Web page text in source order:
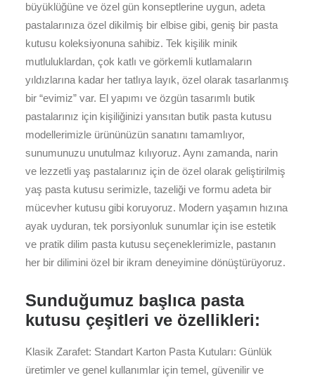
büyüklüğüne ve özel gün konseptlerine uygun, adeta
pastalarınıza özel dikilmiş bir elbise gibi, geniş bir pasta
kutusu koleksiyonuna sahibiz. Tek kişilik minik
mutluluklardan, çok katlı ve görkemli kutlamaların
yıldızlarına kadar her tatlıya layık, özel olarak tasarlanmış
bir “evimiz” var. El yapımı ve özgün tasarımlı butik
pastalarınız için kişiliğinizi yansıtan butik pasta kutusu
modellerimizle ürününüzün sanatını tamamlıyor,
sunumunuzu unutulmaz kılıyoruz. Aynı zamanda, narin
ve lezzetli yaş pastalarınız için de özel olarak geliştirilmiş
yaş pasta kutusu serimizle, tazeliği ve formu adeta bir
mücevher kutusu gibi koruyoruz. Modern yaşamın hızına
ayak uyduran, tek porsiyonluk sunumlar için ise estetik
ve pratik dilim pasta kutusu seçeneklerimizle, pastanın
her bir dilimini özel bir ikram deneyimine dönüştürüyoruz.
Sunduğumuz başlıca pasta
kutusu çeşitleri ve özellikleri:
Klasik Zarafet: Standart Karton Pasta Kutuları: Günlük
üretimler ve genel kullanımlar için temel, güvenilir ve